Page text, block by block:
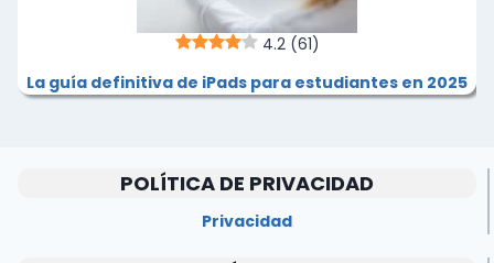
4.2 (61)
La guía definitiva de iPads para estudiantes en 2025
POLÍTICA DE PRIVACIDAD
Privacidad